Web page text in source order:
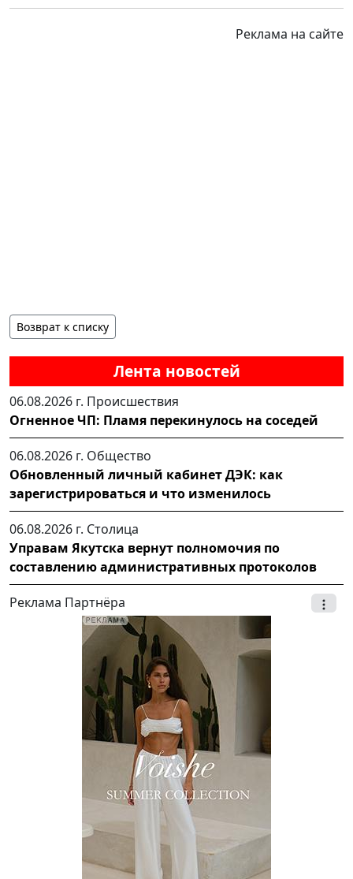
Лента новостей
06.08.2026 г. Происшествия
Огненное ЧП: Пламя перекинулось на соседей
06.08.2026 г. Общество
Обновленный личный кабинет ДЭК: как
зарегистрироваться и что изменилось
06.08.2026 г. Столица
Управам Якутска вернут полномочия по
составлению административных протоколов
Реклама Партнёра
Реклама на сайте
Возврат к списку